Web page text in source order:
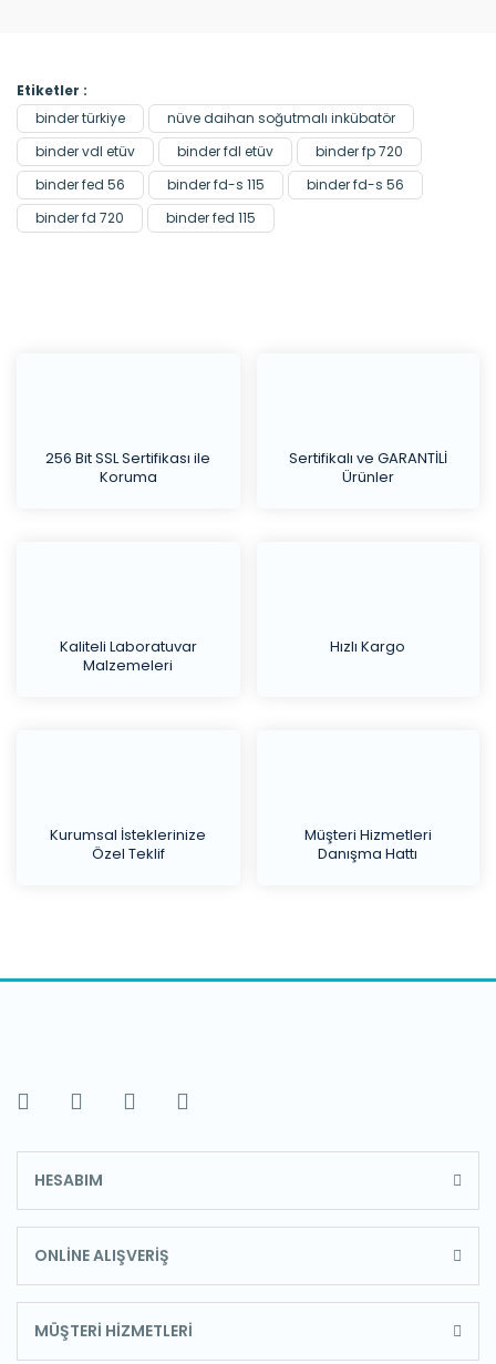
Etiketler :
binder türkiye
nüve daihan soğutmalı inkübatör
binder vdl etüv
binder fdl etüv
binder fp 720
binder fed 56
binder fd-s 115
binder fd-s 56
binder fd 720
binder fed 115
256 Bit SSL Sertifikası ile
Koruma
Sertifikalı ve GARANTİLİ
Ürünler
Kaliteli Laboratuvar
Malzemeleri
Hızlı Kargo
Kurumsal İsteklerinize
Özel Teklif
Müşteri Hizmetleri
Danışma Hattı
HESABIM
ONLİNE ALIŞVERİŞ
MÜŞTERİ HİZMETLERİ